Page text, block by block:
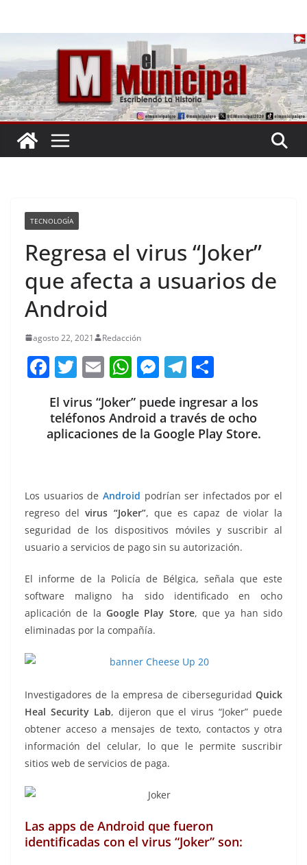
TECNOLOGÍA
Regresa el virus “Joker”
que afecta a usuarios de
Android
agosto 22, 2021 Redacción
F
c
e
o
k
T
itt
er
E
ai
l
W
at
s
p
M
ss
e
er
T
e
gr
m
p
El virus “Joker” puede ingresar a los
teléfonos Android a través de ocho
aplicaciones de la Google Play Store.
Los usuarios de Android podrían ser infectados por el
regreso delvirus “Joker”, que es capaz de violar la
seguridad de los dispositivos móviles y suscribir al
usuario a servicios de pago sin su autorización.
El informe de la Policía de Bélgica, señala que este
software maligno ha sido identificado en ocho
aplicación de la Google Play Store, que ya han sido
eliminadas por la compañía.
Investigadores de la empresa de ciberseguridad Quick
Heal Security Lab, dijeron que el virus “Joker” puede
obtener acceso a mensajes de texto, contactos y otra
información del celular, lo que le permite suscribir
sitios web de servicios de paga.
Las apps de Android que fueron
identificadas con el virus “Joker” son: